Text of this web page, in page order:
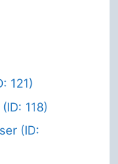
121)
118)
(ID: